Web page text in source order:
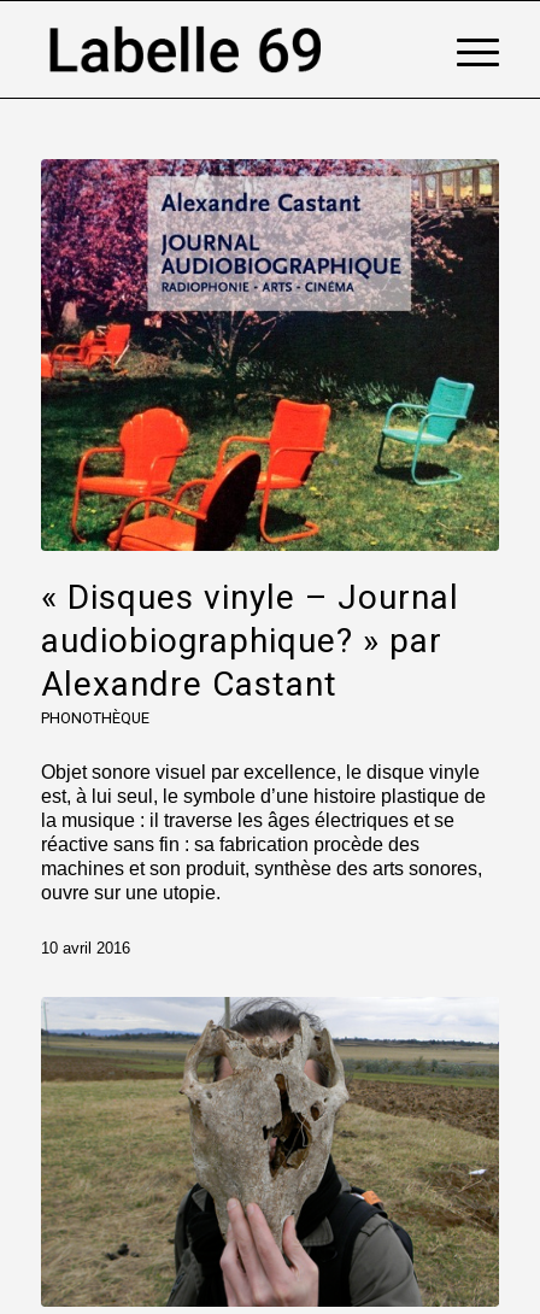
« Disques vinyle – Journal
audiobiographique? » par
Alexandre Castant
PHONOTHÈQUE
Objet sonore visuel par excellence, le disque vinyle
est, à lui seul, le symbole d’une histoire plastique de
la musique : il traverse les âges électriques et se
réactive sans fin : sa fabrication procède des
machines et son produit, synthèse des arts sonores,
ouvre sur une utopie.
10 avril 2016